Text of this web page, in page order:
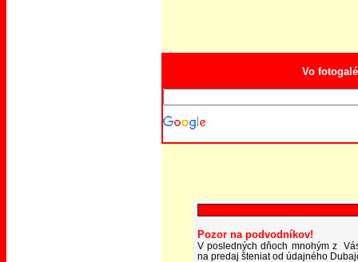
Vo
Pozor na podvodníkov!
V posledných dňoch mnohým z
na predaj šteniat od údajného